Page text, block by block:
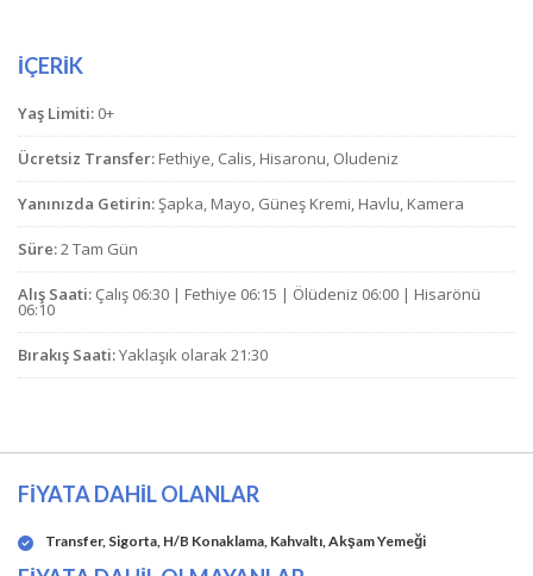
İÇERİK
Yaş Limiti: 0+
Ücretsiz Transfer: Fethiye, Calis, Hisaronu, Oludeniz
Yanınızda Getirin:Şapka, Mayo, Güneş Kremi, Havlu, Kamera
Süre:2 Tam Gün
Alış Saati: Çalış 06:30 | Fethiye 06:15 | Ölüdeniz 06:00 | Hisarönü
06:10
Bırakış Saati:Yaklaşık olarak 21:30
FİYATA DAHİL OLANLAR
Transfer, Sigorta, H/B Konaklama, Kahvaltı, Akşam Yemeği